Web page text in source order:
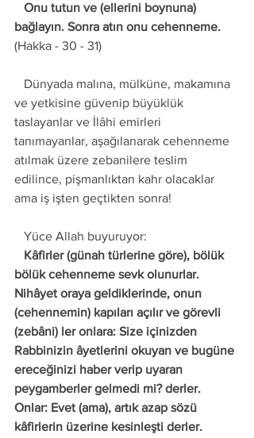
bağlayın. Sonra atın onu cehenneme.
(Hakka - 30 - 31)
ve yetkisine güvenip büyüklük
taslayanlar ve İlâhi emirleri
tanımayanlar, aşağılanarak cehenneme
atılmak üzere zebanilere teslim
edilince, pişmanlıktan kahr olacaklar
ama iş işten geçtikten sonra!
   Yüce Allah buyuruyor:
bölük cehenneme sevk olunurlar.
Nihâyet oraya geldiklerinde, onun
(cehennemin) kapıları açılır ve görevli
(zebâni) ler onlara: Size içinizden
Rabbinizin âyetlerini okuyan ve bugüne
ereceğinizi haber verip uyaran
peygamberler gelmedi mi? derler.
Onlar: Evet (ama), artık azap sözü
kâfirlerin üzerine kesinleşti derler.